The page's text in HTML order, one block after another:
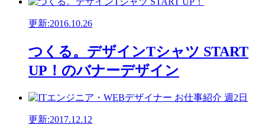
更新:2016.10.26
つくる。デザインTシャツ START
UP！のバナーデザイン
更新:2017.12.12